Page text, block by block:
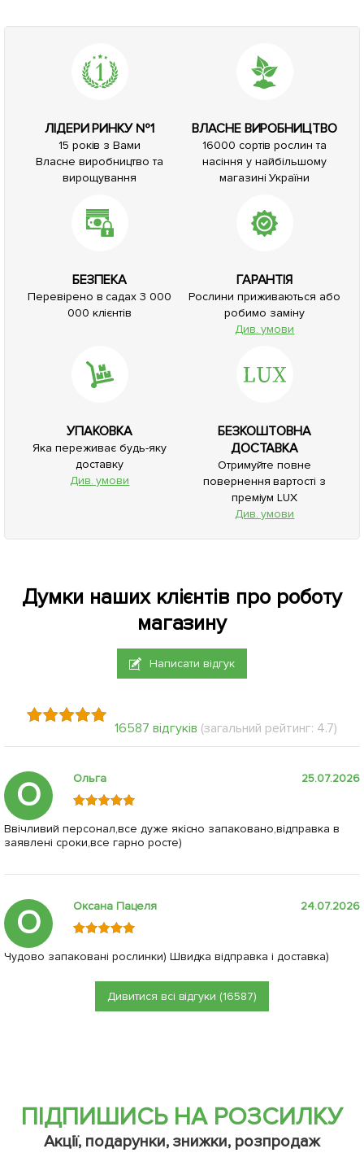
ЛІДЕРИ РИНКУ №1
15 років з Вами
Власне виробництво та
вирощування
ВЛАСНЕ ВИРОБНИЦТВО
16000 сортів рослин та
насіння у найбільшому
магазині України
БЕЗПЕКА
Перевірено в садах 3 000
000 клієнтів
ГАРАНТІЯ
Рослини приживаються або
робимо заміну
Див. умови
УПАКОВКА
Яка переживає будь-яку
доставку
Див. умови
БЕЗКОШТОВНА
ДОСТАВКА
Отримуйте повне
повернення вартості з
преміум LUX
Див. умови
Думки наших клієнтів про роботу
магазину
Написати відгук
16587 відгуків (загальний рейтинг: 4.7)
О Ольга 25.07.2026
Ввічливий персонал,все дуже якісно запаковано,відправка в
заявлені сроки,все гарно росте)
О Оксана Пацеля 24.07.2026
Чудово запаковані рослинки) Швидка відправка і доставка)
Дивитися всі відгуки (16587)
ПІДПИШИСЬ НА РОЗСИЛКУ
Акції, подарунки, знижки, розпродаж